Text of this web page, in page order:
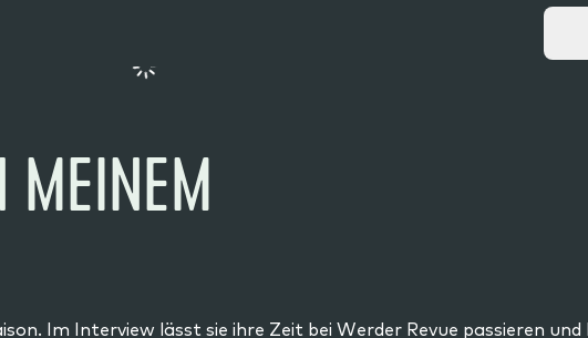
MEINEM
Im Interview lässt sie ihre Zeit bei Werder Revue passieren